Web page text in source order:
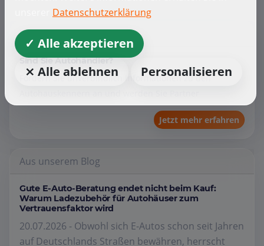
Händler
Sind Sie Autohändler?
Fordern Sie unverbindlich Informationen zu den
Jetzt mehr erfahren
Aus unserem Blog
Gute E-Auto-Beratung endet nicht beim Kauf:
Warum Ladezubehör für Autohäuser zum
Vertrauensfaktor wird
20.07.2026 - Obwohl sich E-Autos schon seit Jahren
auf Deutschlands Straßen bewähren, herrscht
Datenschutzerklärung
✓ Alle akzeptieren
⨯ Alle ablehnen
Personalisieren